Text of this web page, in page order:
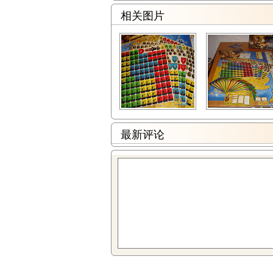
相关图片
最新评论